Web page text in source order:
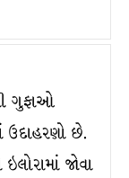
ગુફાઓ
ઉદાહરણો છે.
જોવા